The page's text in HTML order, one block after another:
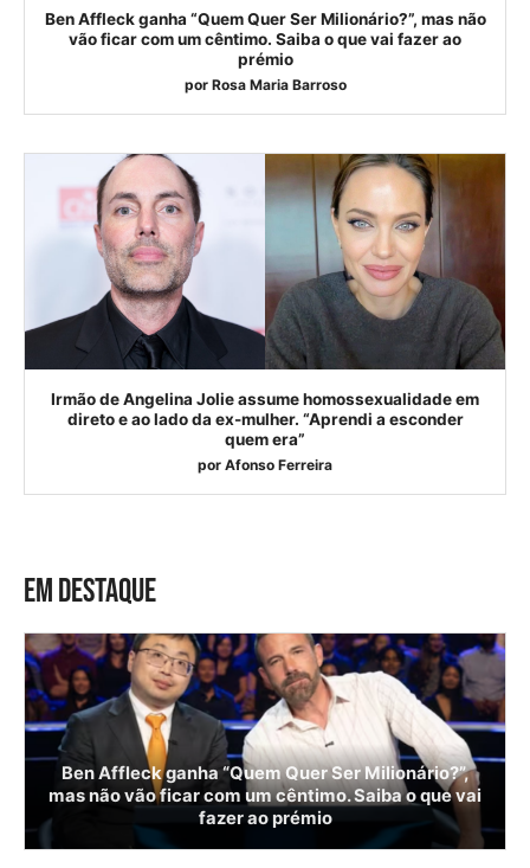
Ben Affleck ganha “Quem Quer Ser Milionário?”, mas não
vão ficar com um cêntimo. Saiba o que vai fazer ao
prémio
por Rosa Maria Barroso
Irmão de Angelina Jolie assume homossexualidade em
direto e ao lado da ex-mulher. “Aprendi a esconder
quem era”
por Afonso Ferreira
EM DESTAQUE
Ben Affleck ganha “Quem Quer Ser Milionário?”,
mas não vão ficar com um cêntimo. Saiba o que vai
fazer ao prémio